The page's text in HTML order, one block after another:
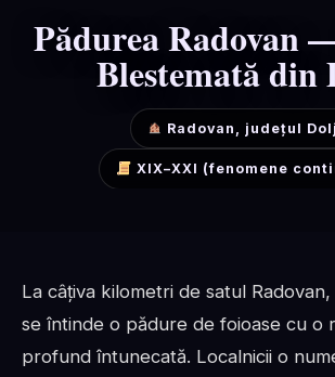
Pădurea Radovan
Blestemată din
Radovan, județul Dolj
XIX–XXI (fenomene
La câțiva kilometri de satul
se întinde o pădure de foioase cu o
profund întunecată. Localnicii o